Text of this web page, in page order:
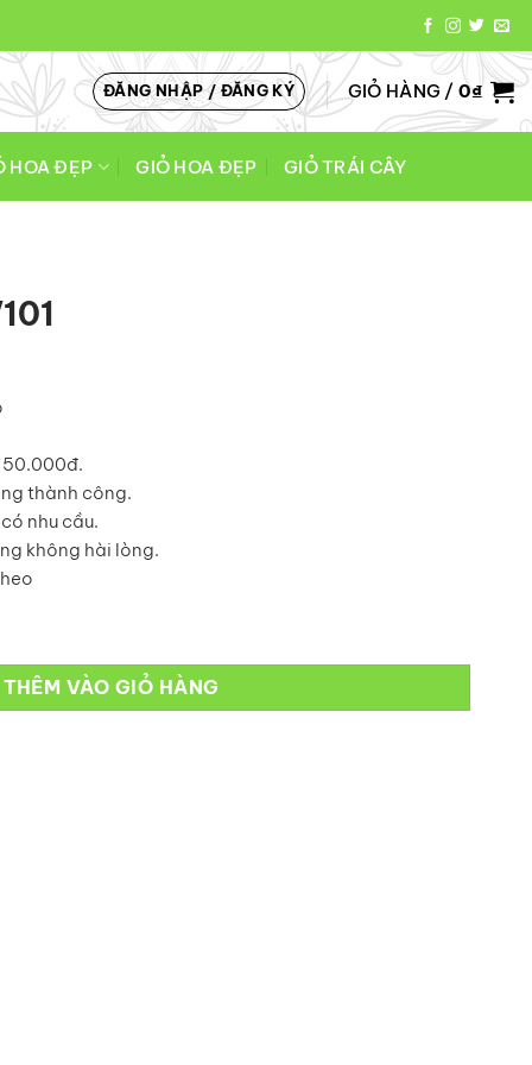
ĐĂNG NHẬP / ĐĂNG KÝ GIỎ HÀNG /0₫
HOA ĐẸP GIỎ HOA ĐẸP GIỎ TRÁI CÂY
50.000đ.
thành công.
nhu cầu.
không hài lòng.
THÊM VÀO GIỎ HÀNG